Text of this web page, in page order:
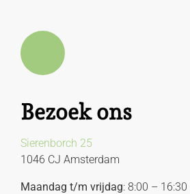
Bezoek ons
Sierenborch 25
1046 CJ Amsterdam
Maandag t/m vrijdag: 8:00 – 16:30